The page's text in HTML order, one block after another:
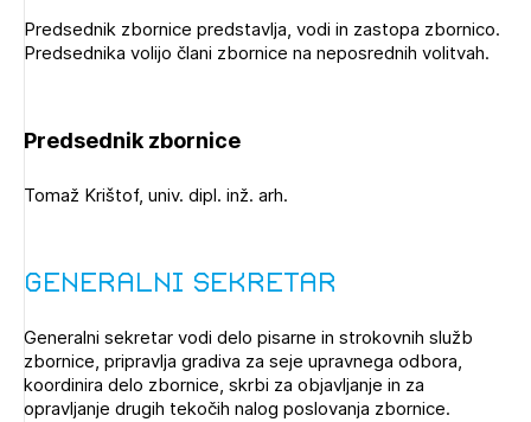
Predsednik zbornice predstavlja, vodi in zastopa zbornico.
Predsednika volijo člani zbornice na neposrednih volitvah.
Predsednik zbornice
Tomaž Krištof, univ. dipl. inž. arh.
Generalni sekretar
Generalni sekretar vodi delo pisarne in strokovnih služb
zbornice, pripravlja gradiva za seje upravnega odbora,
koordinira delo zbornice, skrbi za objavljanje in za
opravljanje drugih tekočih nalog poslovanja zbornice.